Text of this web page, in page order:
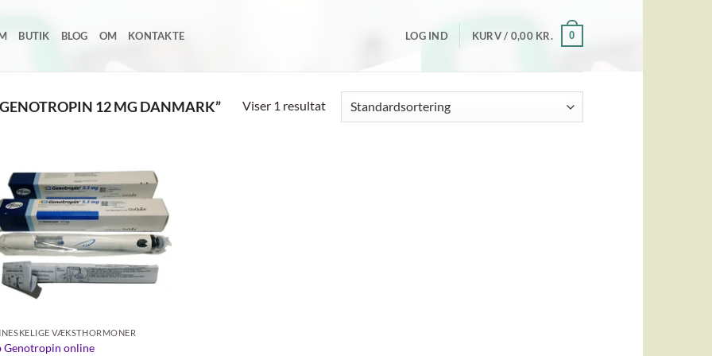
BUTIK BLOG OM KONTAKTE LOG IND KURV / 0,00 KR. 0
12 MG DANMARK” Viser 1 resultat
Add to
VÆKSTHORMONER
Genotropin online